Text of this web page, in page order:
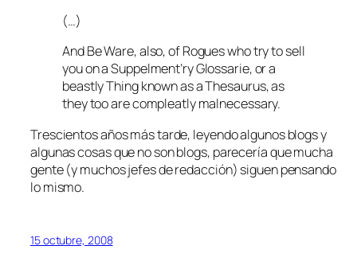
(…)
And Be Ware, also, of Rogues who try to sell
you on a Suppelment’ry Glossarie, or a
beastly Thing known as a Thesaurus, as
they too are compleatly malnecessary.
Trescientos años más tarde, leyendo algunos blogs y
algunas cosas que no son blogs, parecería que mucha
gente (y muchos jefes de redacción) siguen pensando
lo mismo.
15 octubre, 2008